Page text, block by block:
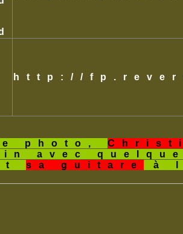
http://
photo,
avec
sa guitare à